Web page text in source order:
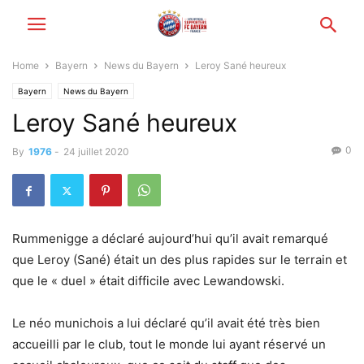
Home Bayern News du Bayern Leroy Sané heureux
Bayern News du Bayern
Leroy Sané heureux
By 1976 - 24 juillet 2020 0
Rummenigge a déclaré aujourd’hui qu’il avait remarqué
que Leroy (Sané) était un des plus rapides sur le terrain et
que le « duel » était difficile avec Lewandowski.
Le néo munichois a lui déclaré qu’il avait été très bien
accueilli par le club, tout le monde lui ayant réservé un